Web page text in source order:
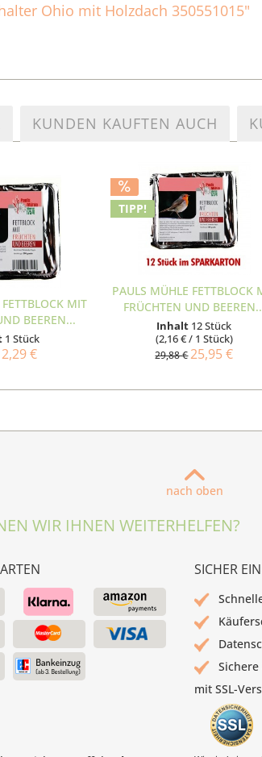
Ohio mit Holzdach 350551015"
KUNDEN KAUFTEN AUCH
MIT
BEEREN...
1 Stück
2,29 €
TIPP!
PAULS MÜHLE FETTBLOCK
FRÜCHTEN UND
Inhalt 12 Stück
(2,16 € / 1 Stück)
29,88 €25,95 €
nach oben
WIR IHNEN WEITERHELFEN?
SICHER
mit SSL-